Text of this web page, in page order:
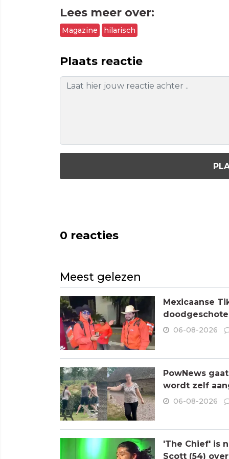
Lees meer over:
Magazine hilarisch
Plaats reactie
0 reacties
Meest gelezen
Mexicaanse
06-08-2026
PowNews
wordt zelf
06-08-2026
'The Chief' is
Scott (54)